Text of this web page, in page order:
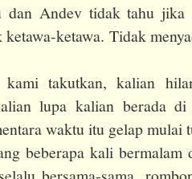
dan Andev tidak tahu
ketawa-ketawa. Tidak
takutkan, kalian
lupa kalian berada
waktu itu gelap
beberapa kali